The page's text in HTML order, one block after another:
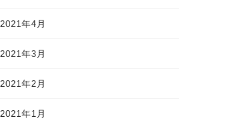
2021年4月
2021年3月
2021年2月
2021年1月